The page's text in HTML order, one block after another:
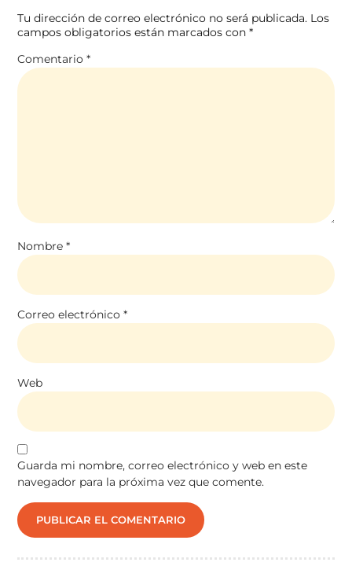
Tu dirección de correo electrónico no será publicada. Los
campos obligatorios están marcados con*
Comentario*
Nombre*
Correo electrónico*
Web
Guarda mi nombre, correo electrónico y web en este
navegador para la próxima vez que comente.